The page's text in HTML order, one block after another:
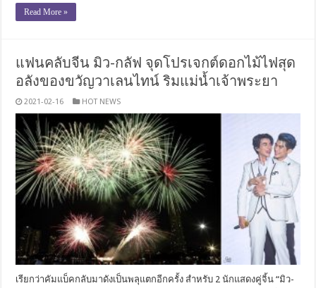
Read More »
แฟนคลับจีน มิว-กลัฟ จุดโปรเจกต์ดอกไม้ไฟสุด
อลังของขวัญวาเลนไทน์ ริมแม่น้ำเจ้าพระยา
2021-02-16 HOT NEWS
เรียกว่าคัมแบ็คกลับมาดังเป็นพลุแตกอีกครั้ง สำหรับ 2 นักแสดงคู่จิ้น “มิว-